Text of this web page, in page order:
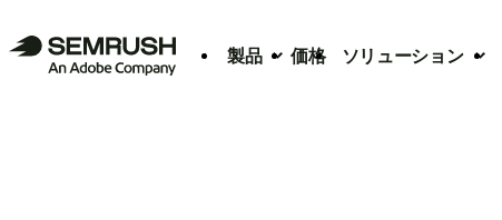
製品 価格 ソリューション